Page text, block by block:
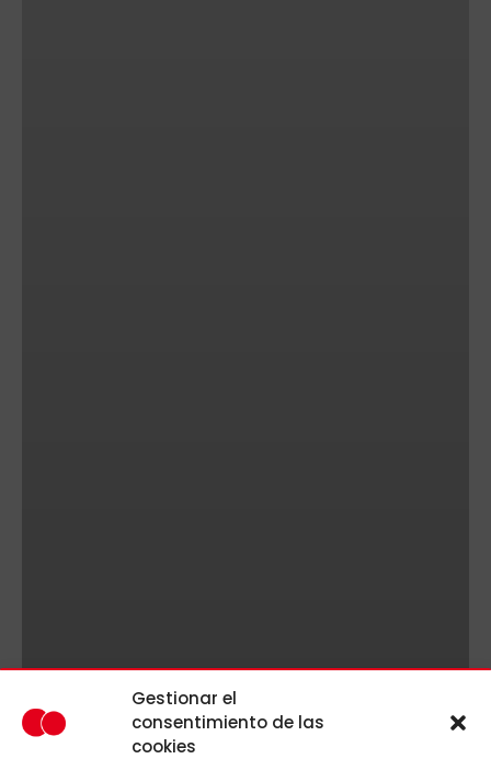
Gestionar el
consentimiento de las
cookies